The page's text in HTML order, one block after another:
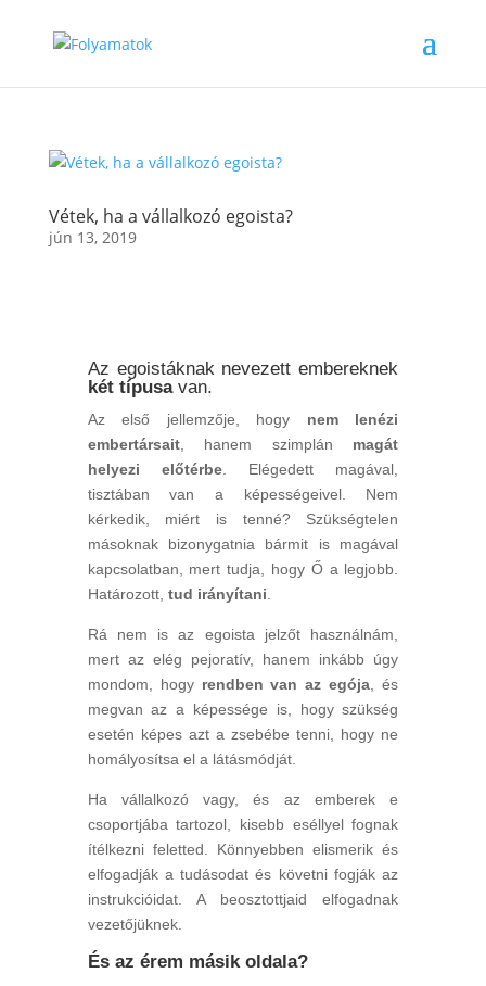
Vétek, ha a vállalkozó egoista?
jún 13, 2019
Az egoistáknak nevezett embereknek
két típusavan.
Az első jellemzője, hogy nem lenézi
embertársait, hanem szimplán magát
helyezi előtérbe. Elégedett magával,
tisztában van a képességeivel. Nem
kérkedik, miért is tenné? Szükségtelen
másoknak bizonygatnia bármit is magával
kapcsolatban, mert tudja, hogy Ő a legjobb.
Határozott, tud irányítani
Rá nem is az egoista jelzőt használnám,
mert az elég pejoratív, hanem inkább úgy
mondom, hogy rendben van az egója , és
megvan az a képessége is, hogy szükség
esetén képes azt a zsebébe tenni, hogy ne
homályosítsa el a látásmódját.
Ha vállalkozó vagy, és az emberek e
csoportjába tartozol, kisebb eséllyel fognak
ítélkezni feletted. Könnyebben elismerik és
elfogadják a tudásodat és követni fogják az
instrukcióidat. A beosztottjaid elfogadnak
vezetőjüknek.
És az érem másik oldala?